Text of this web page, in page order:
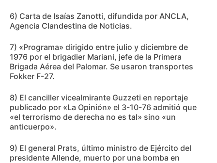
6) Carta de Isaías Zanotti, difundida por ANCLA,
Agencia Clandestina de Noticias.
7) «Programa» dirigido entre julio y diciembre de
1976 por el brigadier Mariani, jefe de la Primera
Brigada Aérea del Palomar. Se usaron transportes
Fokker F-27.
8) El canciller vicealmirante Guzzeti en reportaje
publicado por «La Opinión» el 3-10-76 admitió que
«el terrorismo de derecha no es tal» sino «un
anticuerpo».
9) El general Prats, último ministro de Ejército del
presidente Allende, muerto por una bomba en